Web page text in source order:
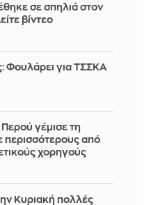
σε σπηλιά στον
βίντεο
Φουλάρει για ΤΣΣΚΑ
γέμισε τη
περισσότερους από
χορηγούς
Κυριακή πολλές